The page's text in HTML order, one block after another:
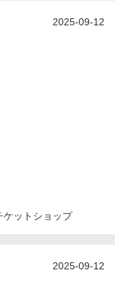
2025-09-12
ケットショップ
2025-09-12